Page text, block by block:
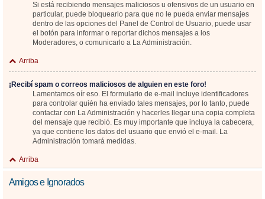
Si está recibiendo mensajes maliciosos u ofensivos de un usuario en
particular, puede bloquearlo para que no le pueda enviar mensajes
dentro de las opciones del Panel de Control de Usuario, puede usar
el botón para informar o reportar dichos mensajes a los
Moderadores, o comunicarlo a La Administración.
Arriba
¡Recibí spam o correos maliciosos de alguien en este foro!
Lamentamos oír eso. El formulario de e-mail incluye identificadores
para controlar quién ha enviado tales mensajes, por lo tanto, puede
contactar con La Administración y hacerles llegar una copia completa
del mensaje que recibió. Es muy importante que incluya la cabecera,
ya que contiene los datos del usuario que envió el e-mail. La
Administración tomará medidas.
Arriba
Amigos e Ignorados